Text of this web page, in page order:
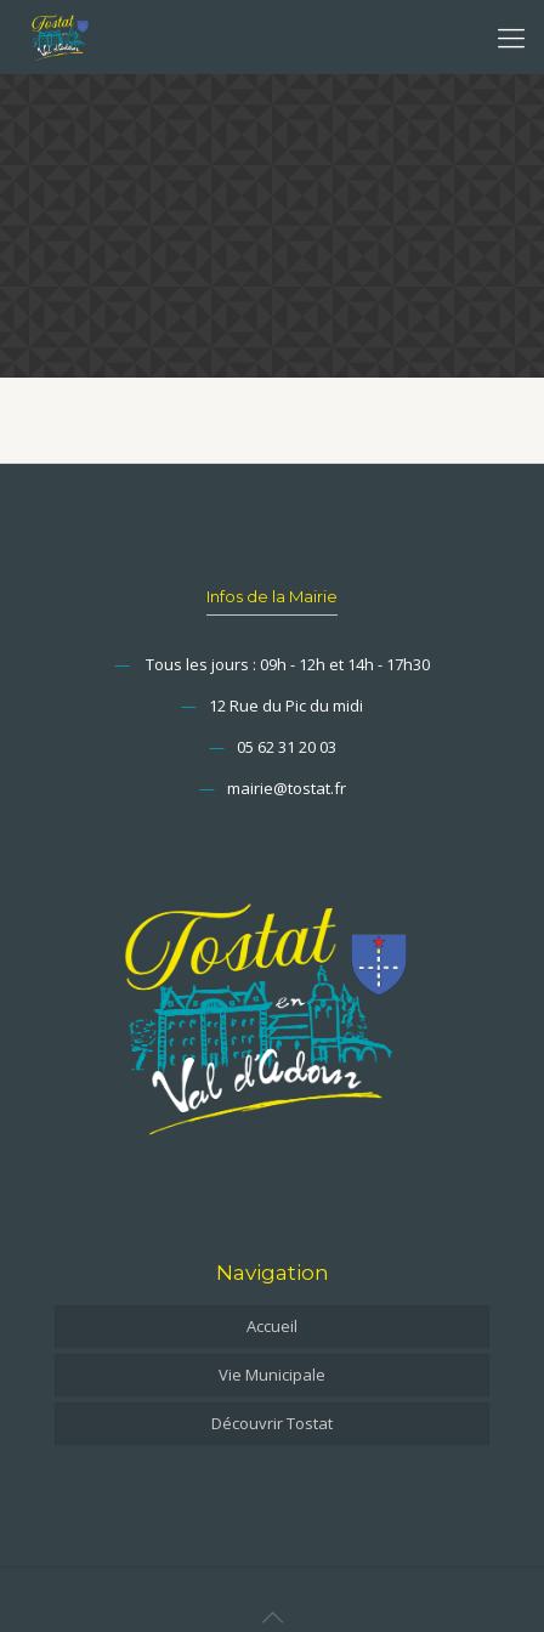
Infos de la Mairie
—
Tous les jours : 09h - 12h et 14h - 17h30
—
12 Rue du Pic du midi
— 05 62 31 20 03
— mairie@tostat.fr
Navigation
Accueil
Vie Municipale
Découvrir Tostat